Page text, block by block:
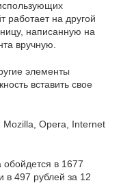
работает на другой
написанную на
вручную.
элементы
вставить свое
Mozilla, Opera, Internet
обойдется в 1677
в 497 рублей за 12